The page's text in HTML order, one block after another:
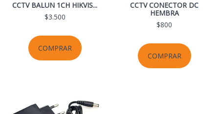
CCTV BALUN 1CH HIKVIS...
$3.500
COMPRAR
CCTV CONECTOR DC
HEMBRA
$800
COMPRAR